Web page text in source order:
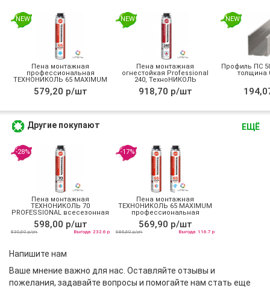
NEW
Пена монтажная
профессиональная
ТЕХНОНИКОЛЬ 65 MAXIMUM
зимняя
579,20 р/шт
NEW
Пена монтажная
огнестойкая Professional
240, ТехноНИКОЛЬ
918,70 р/шт
NEW
Профиль ПС
толщина
ЕЩЁ
Другие покупают
-28%
Пена монтажная
ТЕХНОНИКОЛЬ 70
PROFESSIONAL всесезонная
598,00 р/шт
830,60 р/уп Выгода: 232.6 р
-17%
Пена монтажная
ТЕХНОНИКОЛЬ 65 MAXIMUM
профессиональная
всесезонная
569,90 р/шт
686,60 р/уп Выгода: 116.7 р
Напишите нам
Ваше мнение важно для нас. Оставляйте отзывы и
пожелания, задавайте вопросы и помогайте нам стать еще